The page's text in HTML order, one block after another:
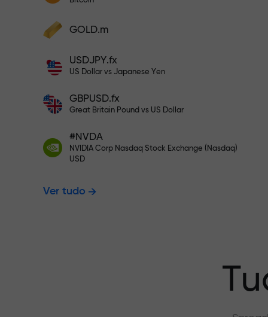
Deposite fundos e receba um bônus
maior o multiplicador.
Negocie
seus lucros
Bônus de até
multiplicador
GOLD.m
USDJPY.fx
US Dollar vs Japanese Yen
GBPUSD.fx
Great Britain Pound vs US Dollar
#NVDA
NVIDIA Corp Nasdaq Stock Exchange (Nasdaq)
USD
Ver tudo